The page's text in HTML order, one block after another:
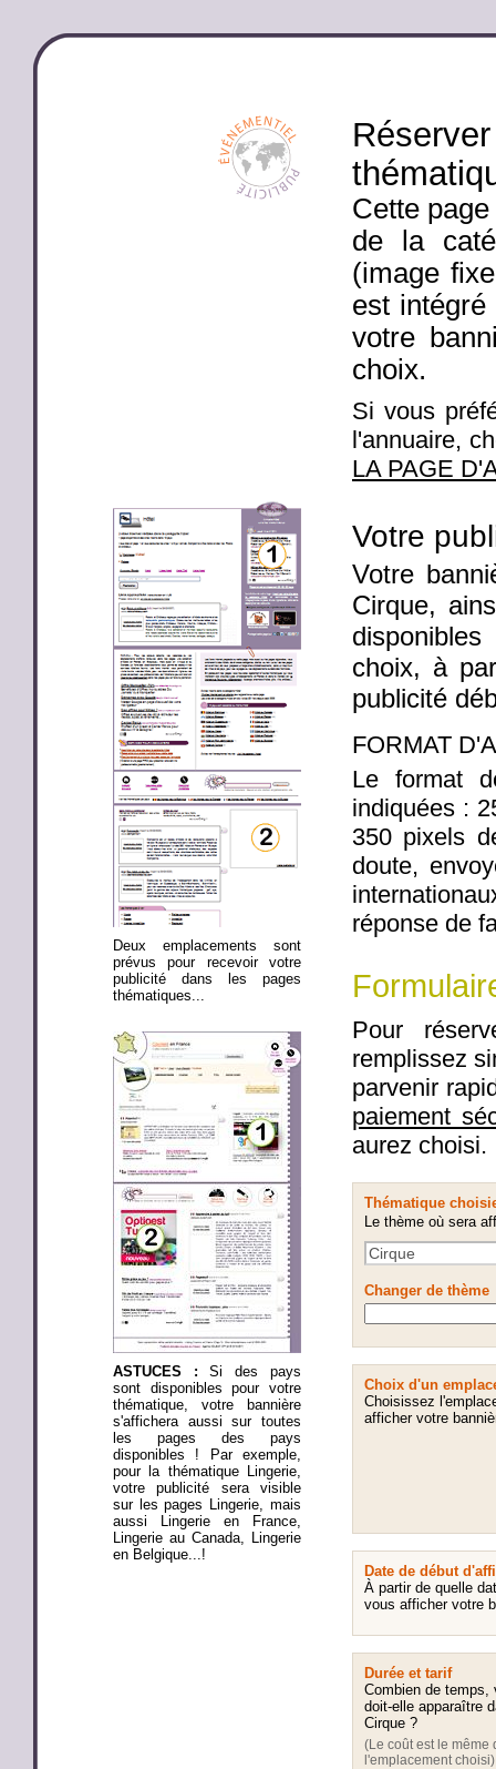
Cette
de la
(image
est
votre
choix.
Si vous
l'annuaire,
LA PAGE
Deux emplacements sont
prévus pour recevoir votre
publicité dans les pages
thématiques...
ASTUCES : Si des pays
sont disponibles pour votre
thématique, votre bannière
s'affichera aussi sur toutes
les pages des pays
disponibles ! Par exemple,
pour la thématique Lingerie,
votre publicité sera visible
sur les pages Lingerie, mais
aussi Lingerie en France,
Lingerie au Canada, Lingerie
en Belgique...!
Votre
Votre
Cirque,
choix, à
publicité
FORMAT
Le format
indiquées :
350 pixels
doute,
réponse de
Pour
remplissez
parvenir
paiement
aurez choisi.
Thématique
Le thème où sera
Changer de thème
Choix d'un
Choisissez
afficher votre
Date de début
À partir de quelle
vous afficher votre
Durée et tarif
Combien de temps,
doit-elle apparaître
Cirque ?
(Le coût est le même
l'emplacement choisi)